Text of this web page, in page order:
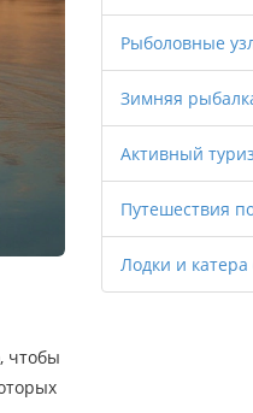
чтобы
Рыболовные
Зимняя
Активный
Путешествия
Лодки и катера